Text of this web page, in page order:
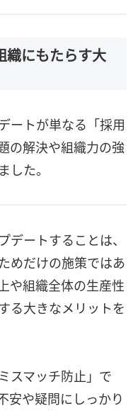
織にもたらす大
ートが単なる「採用
の解決や組織力の強
した。
ートすることは、
めだけの施策ではあ
や組織全体の生産性
る大きなメリットを
スマッチ防止」で
安や疑問にしっかり